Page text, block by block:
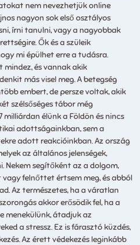
nem nevezhetjük online
nagyon sok első osztályos
írni tanulni, vagy a nagyobbak
Ők és a szüleik
mi épülhet erre a tudásra.
és vannak akik
más visel meg. A betegség
embert, de persze voltak, akik
szélsőséges tábor még
milliárdan élünk a Földön és nincs
adottságainkban, sem a
adott reakcióinkban. Az ország
az általános jelenségek,
Nekem segítőként az a dolgom,
felnőttet értsem meg, és abból
Az természetes, ha a váratlan
akkor erősödik fel, ha a
menekülünk, átadjuk az
a stressz. Ez is fárasztó küzdés,
Az érett védekezés leginkább